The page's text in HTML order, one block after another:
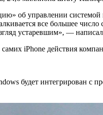
об управлении
все большее
устаревшим», —
iPhone действия
будет интегрирован с